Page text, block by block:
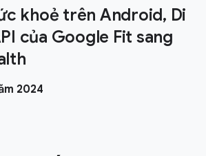
khoẻ trên Android, Di
của Google Fit sang
2024